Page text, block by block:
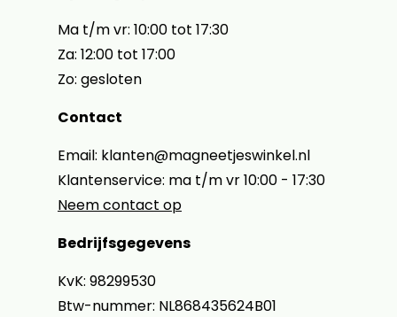
Ma t/m vr: 10:00 tot 17:30
Za: 12:00 tot 17:00
Zo: gesloten
Contact
Email: klanten@magneetjeswinkel.nl
Klantenservice: ma t/m vr 10:00 - 17:30
Neem contact op
Bedrijfsgegevens
KvK: 98299530
Btw-nummer: NL868435624B01